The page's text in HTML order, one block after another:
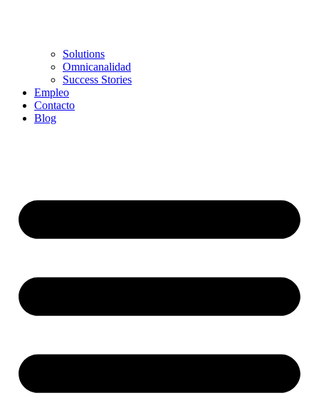
Solutions
Omnicanalidad
Success Stories
Empleo
Contacto
Blog